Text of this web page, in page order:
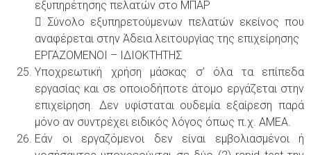
εξυπηρέτησης πελατών στο ΜΠΑΡ
 Σύνολο εξυπηρετούμενων πελατών εκείνος που
αναφέρεται στην Άδεια λειτουργίας της επιχείρησης
ΕΡΓΑΖΟΜΕΝΟΙ – ΙΔΙΟΚΤΗΤΗΣ
Υποχρεωτική χρήση μάσκας σ’ όλα τα επίπεδα
εργασίας και σε οποιοδήποτε άτομο εργάζεται στην
επιχείρηση. Δεν υφίσταται ουδεμία εξαίρεση παρά
μόνο αν συντρέχει ειδικός λόγος όπως π.χ. ΑΜΕΑ.
Εάν οι εργαζόμενοι δεν είναι εμβολιασμένοι ή